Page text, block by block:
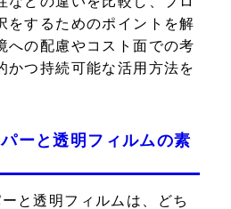
をするためのポイントを解
への配慮やコスト面での考
かつ持続可能な活用方法を
ーと透明フィルムの素
と透明フィルム は、どち